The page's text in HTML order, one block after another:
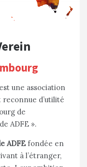
est une association
d’utilité
de
ADFE ».
ADFEfondée en
à l’étranger,